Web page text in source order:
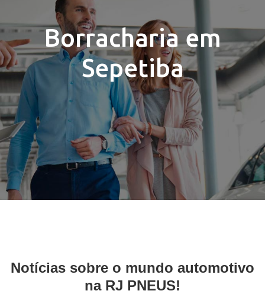
Borracharia em
Sepetiba
Notícias sobre o mundo automotivo
na RJ PNEUS!